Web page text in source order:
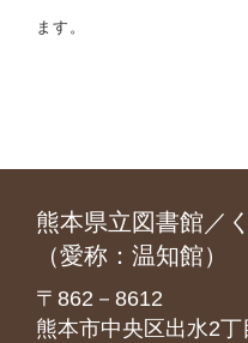
ます。
熊本県立図書館／
（愛称：温知館）
〒862－8612
熊本市中央区出水2